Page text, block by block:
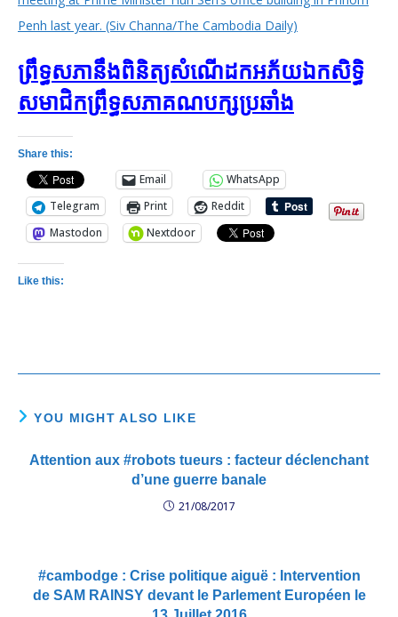
ព្រឹទ្ធសភានឹងពិនិត្យសំណើដកអភ័យឯកសិទ្ធិ
សមាជិកព្រឹទ្ធសភាគណបក្សប្រឆាំង
Share this:
Email
WhatsApp
Telegram
Print
Reddit
Mastodon
Nextdoor
Like this:
YOU MIGHT ALSO LIKE
Attention aux #robots tueurs : facteur déclenchant
d’une guerre banale
21/08/2017
#cambodge : Crise politique aiguë : Intervention
de SAM RAINSY devant le Parlement Européen le